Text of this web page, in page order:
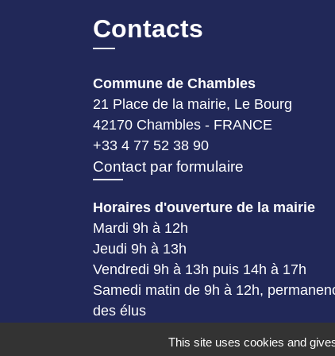
Contacts
Commune de Chambles
21 Place de la mairie, Le Bourg
42170 Chambles - FRANCE
+33 4 77 52 38 90
Contact par formulaire
Horaires d'ouverture de la mairie
Mardi 9h à 12h
Jeudi 9h à 13h
Vendredi 9h à 13h puis 14h à 17h
Samedi matin de 9h à 12h,
des élus
This site uses cookies and